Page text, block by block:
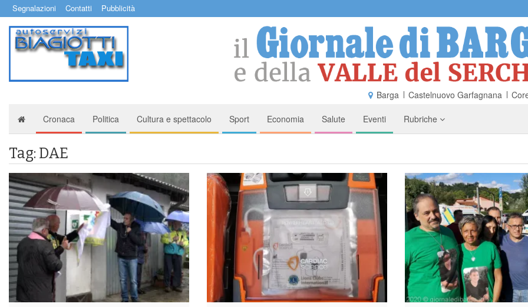
Segnalazioni Contatti Pubblicità
Barga Castelnuovo Garfagnana
Cronaca Politica Cultura e spettacolo Sport Economia Salute Eventi Rubriche
Tag: DAE